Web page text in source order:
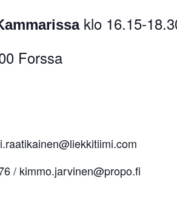
klo 16.15-
Forssa
/ kimmo.jarvinen@propo.fi